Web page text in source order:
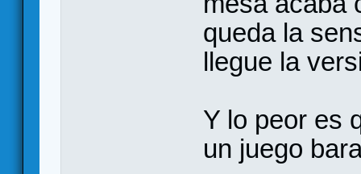
queda la
llegue la
Y lo peor es
un juego